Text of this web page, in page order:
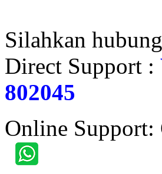
Silahkan
Direct Support :
802045
Online